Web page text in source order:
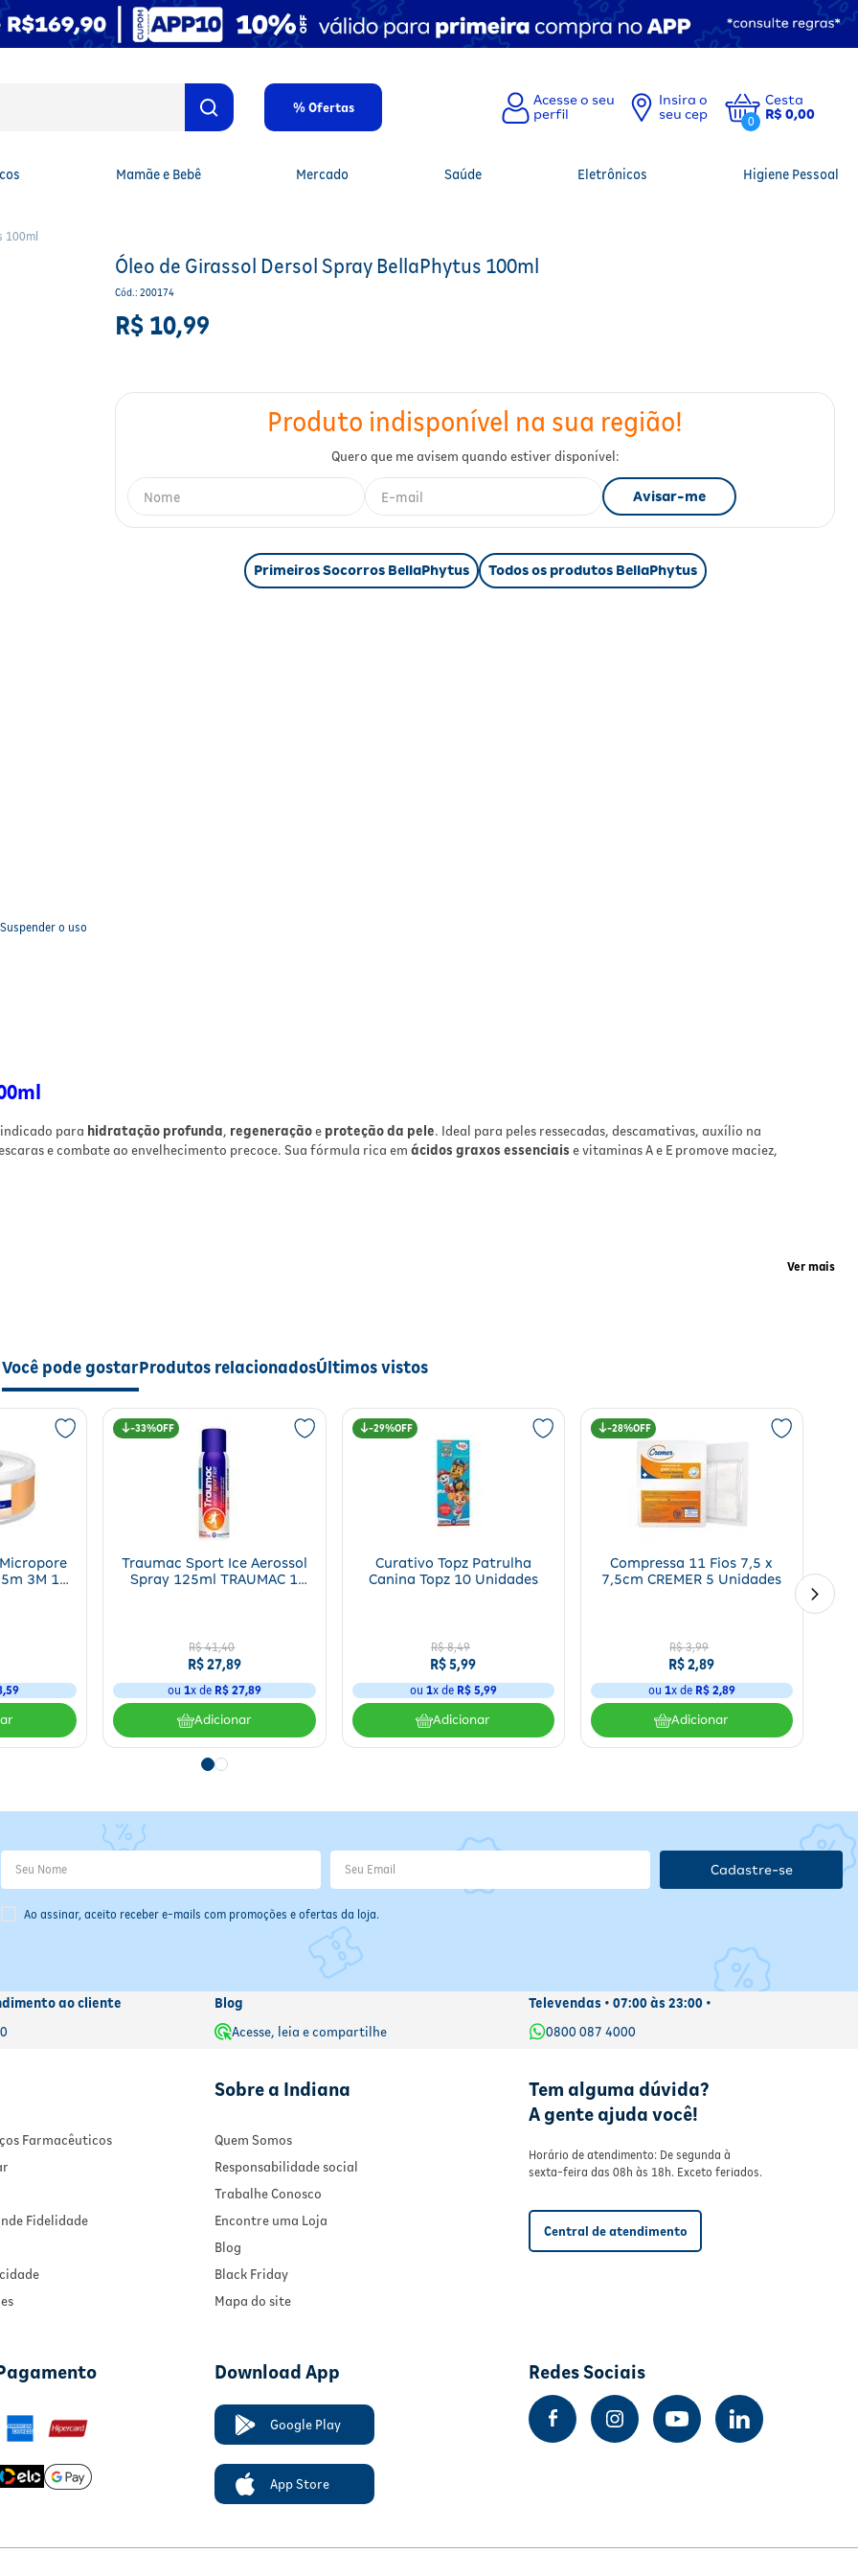
% Ofertas
Insira o
seu cep
0
Cesta
R$ 0,00
Mamãe e Bebê Mercado Saúde Eletrônicos Higiene Pessoal
100ml
o uso
Óleo de Girassol Dersol Spray BellaPhytus 100ml
Cód.:200174
R$ 10,99
Primeiros Socorros BellaPhytus Todos os produtos BellaPhytus
para hidratação profunda, regeneraçãoe proteção da pele. Ideal para peles ressecadas, descamativas, auxílio na
e combate ao envelhecimento precoce. Sua fórmula rica em ácidos graxos essenciais e vitaminas A e E promove maciez,
da barreira cutânea, evitando a perda de umidade e favorecendo a renovação celular. O resultado é uma pele mais macia, protegida, com
de áreas lesionadas e na prevenção de danos causados pelo envelhecimento precoce.
Ver mais
Você pode gostarProdutos relacionadosÚltimos vistos
3M 1
,59
33%
Traumac Sport Ice Aerossol
Spray 125ml TRAUMAC 1
R$ 41,40
R$27,89
ou 1x de R$ 27,89
Adicionar
29%
Curativo Topz Patrulha
Canina Topz 10 Unidades
R$ 8,49
R$5,99
ou 1x de R$ 5,99
Adicionar
28%
Compressa 11 Fios 7,5 x
7,5cm CREMER 5 Unidades
R$ 3,99
R$2,89
ou 1x de R$ 2,89
Adicionar
Ao assinar, aceito receber e-mails com promoções e ofertas da loja.
Cadastre-se
ao cliente
Blog
Acesse, leia e compartilhe
Televendas • 07:00 às 23:00 •
0800 087 4000
Farmacêuticos
Fidelidade
Sobre a Indiana
Quem Somos
Responsabilidade social
Trabalhe Conosco
Encontre uma Loja
Blog
Black Friday
Mapa do site
Tem alguma dúvida?
A gente ajuda você!
Horário de atendimento: De segunda à
sexta-feira das 08h às 18h. Exceto feriados.
Central de atendimento
Download App
Google Play
App Store
Redes Sociais